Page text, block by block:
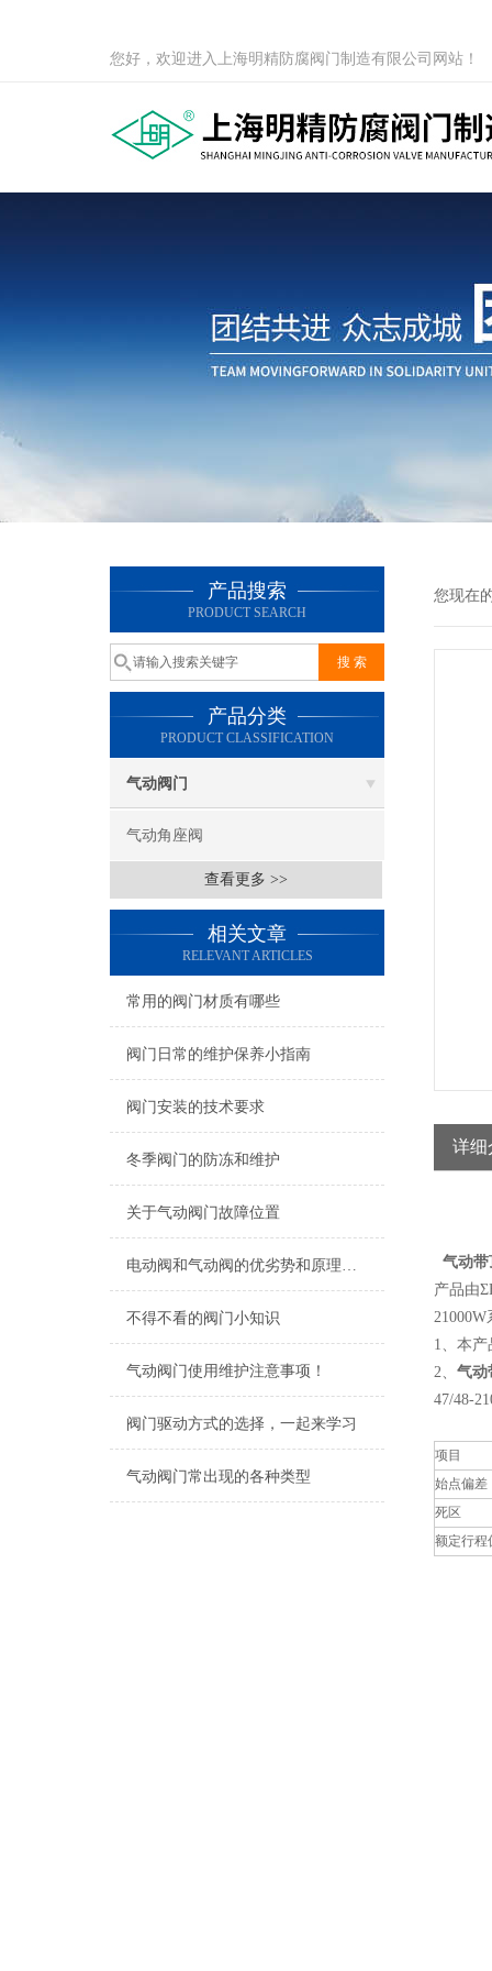
您好，欢迎进入上海明精防腐阀门制造有限公司网站！
产品搜索
PRODUCT SEARCH
产品分类
PRODUCT CLASSIFICATION
气动阀门
气动角座阀
查看更多 >>
相关文章
RELEVANT ARTICLES
常用的阀门材质有哪些
阀门日常的维护保养小指南
阀门安装的技术要求
冬季阀门的防冻和维护
关于气动阀门故障位置
电动阀和气动阀的优劣势和原理解析
不得不看的阀门小知识
气动阀门使用维护注意事项！
阀门驱动方式的选择，一起来学习
气动阀门常出现的各种类型
您现在
详细
气动
产品由
1、本
2、 气动
47/48-
项目
始点偏差
死区
额定行程